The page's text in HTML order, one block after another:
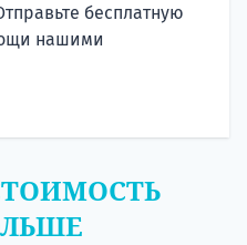
бесплатную
нашими